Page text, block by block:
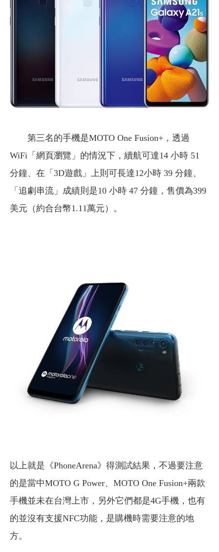
第三名的手機是MOTO One Fusion+，透過
WiFi「網頁瀏覽」的情況下，續航可達14 小時 51
分鐘、在「3D遊戲」上則可長達12小時 39 分鐘、
「追劇串流」成績則是10 小時 47 分鐘，售價為399
美元（約合台幣1.11萬元）。
以上就是《PhoneArena》得測試結果，不過要注意
的是當中MOTO G Power、MOTO One Fusion+兩款
手機並未在台灣上市，另外它們都是4G手機，也有
的並沒有支援NFC功能，是購機時需要注意的地
方。